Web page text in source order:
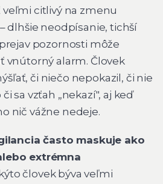
citlivý na zmenu
dlhšie neodpísanie, tichší
pozornosti môže
vnútorný alarm. Človek
či niečo nepokazil, či nie
sa vzťah „nekazí", aj keď
nič vážne nedeje.
často maskuje ako
extrémna
človek býva veľmi